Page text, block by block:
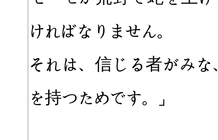
ければなりません。
それは、信じる者がみ
を持つためです。」